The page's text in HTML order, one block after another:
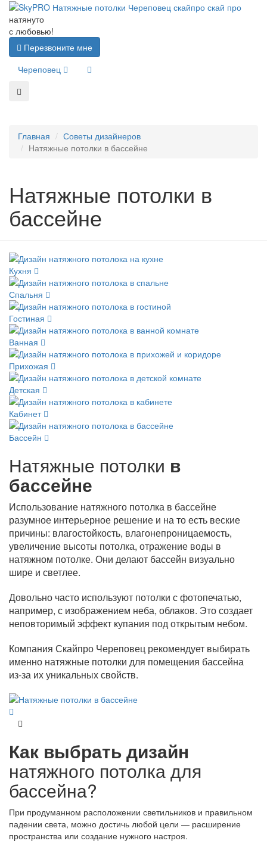
натянуто
с любовью!
Перезвоните мне
Череповец
Главная
Советы дизайнеров
Натяжные потолки в бассейне
Натяжные потолки в
бассейне
Кухня
Спальня
Гостиная
Ванная
Прихожая
Детская
Кабинет
Бассейн
Натяжные потолки в
бассейне
Использование натяжного потолка в бассейне
разумное интерьерное решение и на то есть веские
причины: влагостойкость, влагонепроницаемость,
увеличение высоты потолка, отражение воды в
натяжном потолке. Они делают бассейн визуально
шире и светлее.
Довольно часто используют потолки с фотопечатью,
например, с изображением неба, облаков. Это создает
неповторимый эффект купания под открытым небом.
Компания Скайпро Череповец рекомендует выбирать
именно натяжные потолки для помещения бассейна
из-за их уникальных свойств.
Как выбрать дизайн
натяжного потолка для
бассейна?
При продуманном расположении светильников и правильном
падении света, можно достичь любой цели — расширение
пространства или создание нужного настроя.